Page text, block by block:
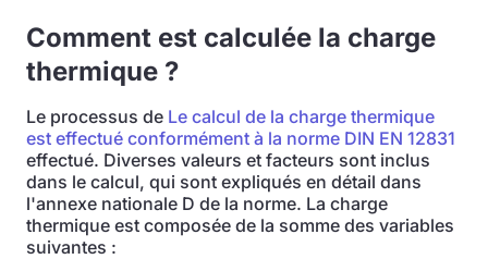
Comment est calculée la charge
thermique ?
Le processus de Le calcul de la charge thermique
est effectué conformément à la norme DIN EN 12831
effectué. Diverses valeurs et facteurs sont inclus
dans le calcul, qui sont expliqués en détail dans
l'annexe nationale D de la norme. La charge
thermique est composée de la somme des variables
suivantes :